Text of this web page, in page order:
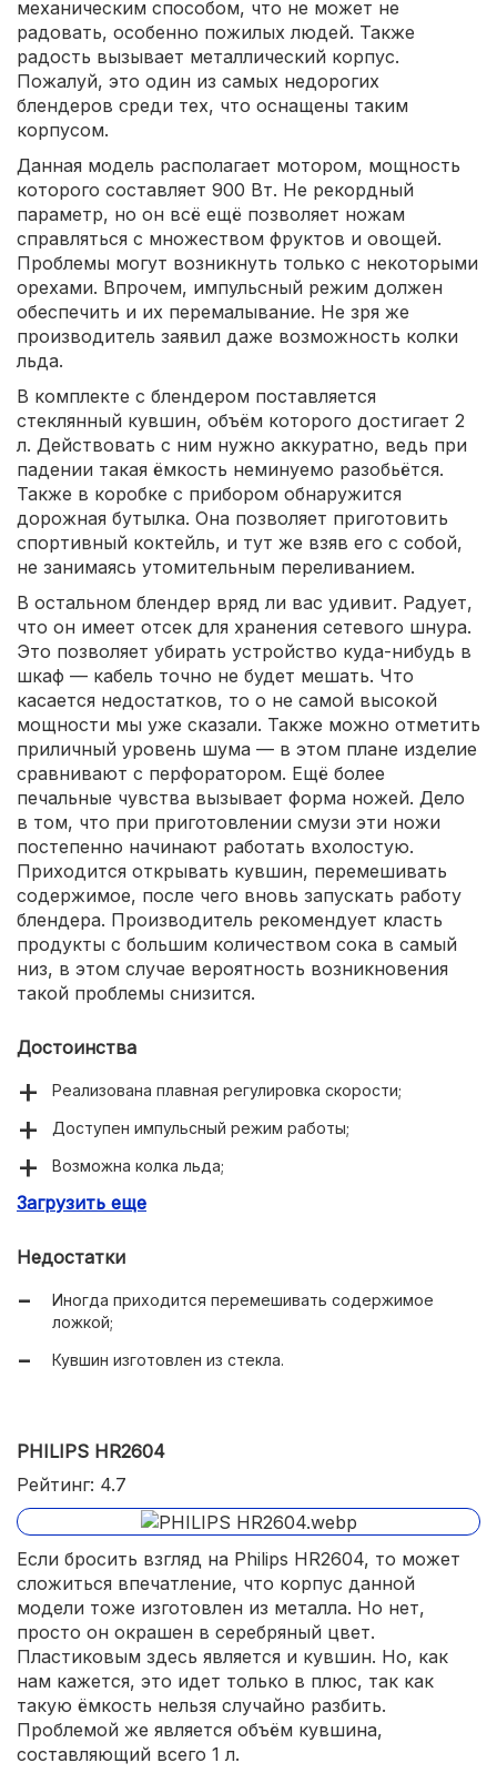
механическим способом, что не может не
радовать, особенно пожилых людей. Также
радость вызывает металлический корпус.
Пожалуй, это один из самых недорогих
блендеров среди тех, что оснащены таким
корпусом.
Данная модель располагает мотором, мощность
которого составляет 900 Вт. Не рекордный
параметр, но он всё ещё позволяет ножам
справляться с множеством фруктов и овощей.
Проблемы могут возникнуть только с некоторыми
орехами. Впрочем, импульсный режим должен
обеспечить и их перемалывание. Не зря же
производитель заявил даже возможность колки
льда.
В комплекте с блендером поставляется
стеклянный кувшин, объём которого достигает 2
л. Действовать с ним нужно аккуратно, ведь при
падении такая ёмкость неминуемо разобьётся.
Также в коробке с прибором обнаружится
дорожная бутылка. Она позволяет приготовить
спортивный коктейль, и тут же взяв его с собой,
не занимаясь утомительным переливанием.
В остальном блендер вряд ли вас удивит. Радует,
что он имеет отсек для хранения сетевого шнура.
Это позволяет убирать устройство куда-нибудь в
шкаф — кабель точно не будет мешать. Что
касается недостатков, то о не самой высокой
мощности мы уже сказали. Также можно отметить
приличный уровень шума — в этом плане изделие
сравнивают с перфоратором. Ещё более
печальные чувства вызывает форма ножей. Дело
в том, что при приготовлении смузи эти ножи
постепенно начинают работать вхолостую.
Приходится открывать кувшин, перемешивать
содержимое, после чего вновь запускать работу
блендера. Производитель рекомендует класть
продукты с большим количеством сока в самый
низ, в этом случае вероятность возникновения
такой проблемы снизится.
Достоинства
Реализована плавная регулировка скорости;
Доступен импульсный режим работы;
Возможна колка льда;
Очень вместительный кувшин;
Имеется отсек для хранения сетевого шнура.
Загрузить еще
Недостатки
Иногда приходится перемешивать содержимое
ложкой;
Кувшин изготовлен из стекла.
PHILIPS HR2604
Рейтинг: 4.7
Если бросить взгляд на Philips HR2604, то может
сложиться впечатление, что корпус данной
модели тоже изготовлен из металла. Но нет,
просто он окрашен в серебряный цвет.
Пластиковым здесь является и кувшин. Но, как
нам кажется, это идет только в плюс, так как
такую ёмкость нельзя случайно разбить.
Проблемой же является объём кувшина,
составляющий всего 1 л.